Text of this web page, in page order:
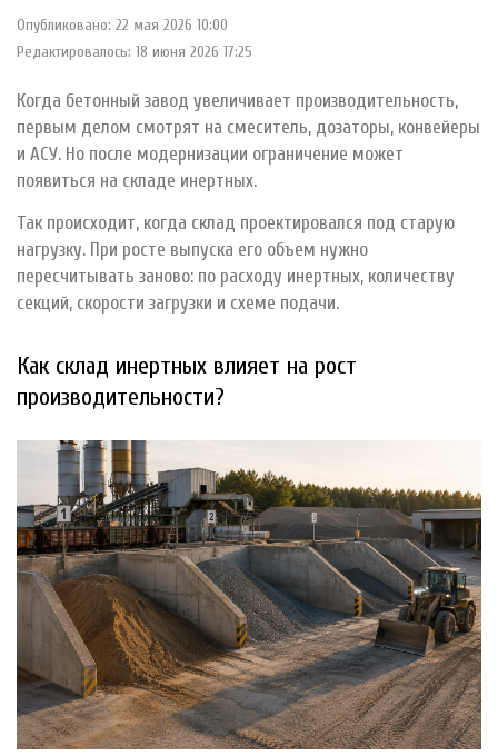
Опубликовано: 22 мая 2026 10:00
Редактировалось: 18 июня 2026 17:25
Когда бетонный завод увеличивает производительность,
первым делом смотрят на смеситель, дозаторы, конвейеры
и АСУ. Но после модернизации ограничение может
появиться на складе инертных.
Так происходит, когда склад проектировался под старую
нагрузку. При росте выпуска его объем нужно
пересчитывать заново: по расходу инертных, количеству
секций, скорости загрузки и схеме подачи.
Как склад инертных влияет на рост
производительности?